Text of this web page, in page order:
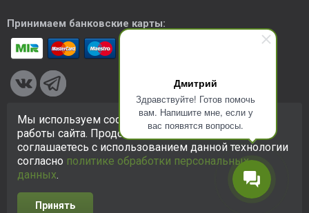
Дмитрий
Здравствуйте! Готов помочь
вам. Напишите мне, если у
вас появятся вопросы.
Принимаем банковские карты:
© 2005-2026 ООО «КСК». Сайт https://ksk24.ruсоздан
исключительно в информационных целях и любая информация
на сайте не является публичной офертой.Политика в
отношении персональных данных
Мы используем cookie-файлы для улучшения
работы сайта. Продолжая использовать сайт, вы
соглашаетесь с использованием данной технологии
согласно политике обработки персональных
данных.
Принять